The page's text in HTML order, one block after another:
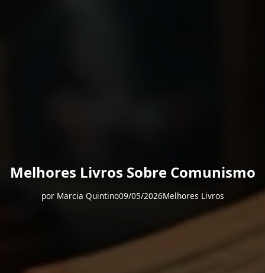
Melhores Livros Sobre Comunismo
por Marcia Quintino09/05/2026Melhores Livros